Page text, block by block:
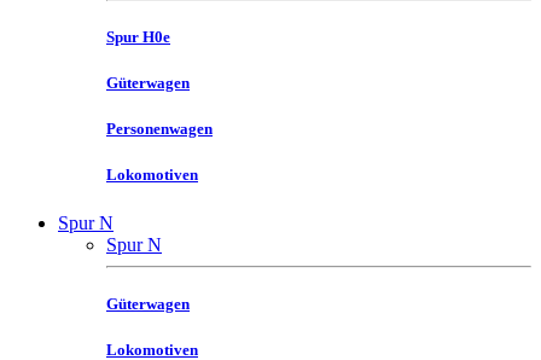
Spur H0e
Güterwagen
Personenwagen
Lokomotiven
Spur N
Spur N
Güterwagen
Lokomotiven